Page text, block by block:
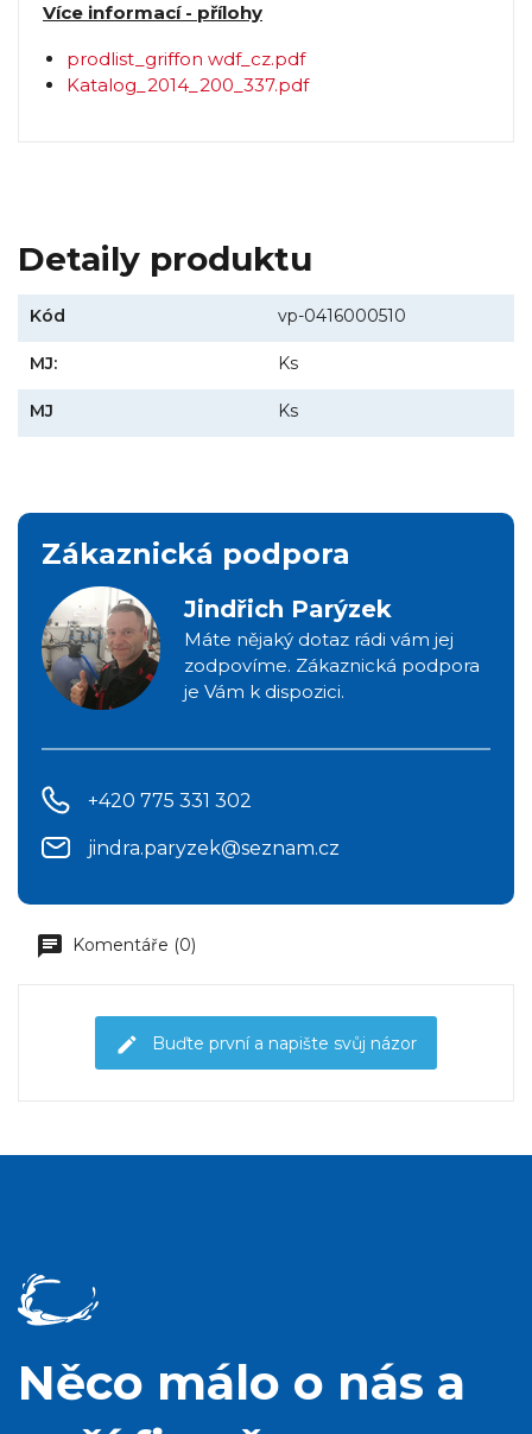
Více informací - přílohy
prodlist_griffon wdf_cz.pdf
Katalog_2014_200_337.pdf
Detaily produktu
Kód vp-0416000510
MJ: Ks
MJ Ks
Zákaznická podpora
Jindřich Parýzek
Máte nějaký dotaz rádi vám jej
zodpovíme. Zákaznická podpora
je Vám k dispozici.
+420 775 331 302
jindra.paryzek@seznam.cz
Komentáře (0)
Buďte první a napište svůj názor
Něco málo o nás a